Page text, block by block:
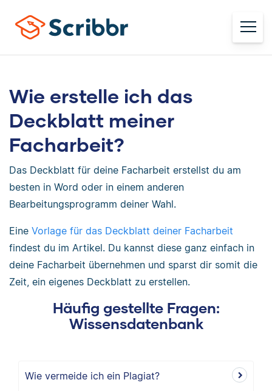
Wie erstelle ich das
Deckblatt meiner
Facharbeit?
Das Deckblatt für deine Facharbeit erstellst du am
besten in Word oder in einem anderen
Bearbeitungsprogramm deiner Wahl.
Eine Vorlage für das Deckblatt deiner Facharbeit
findest du im Artikel. Du kannst diese ganz einfach in
deine Facharbeit übernehmen und sparst dir somit die
Zeit, ein eigenes Deckblatt zu erstellen.
Häufig gestellte Fragen:
Wissensdatenbank
Wie vermeide ich ein Plagiat?